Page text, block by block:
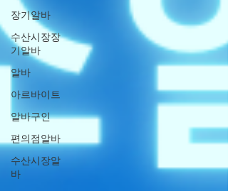
장기알바
수산시장장
기알바
알바
아르바이트
알바구인
편의점알바
수산시장알
바